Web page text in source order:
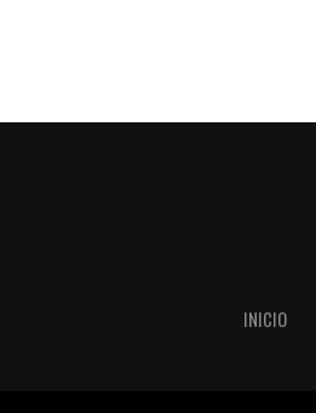
INICIO